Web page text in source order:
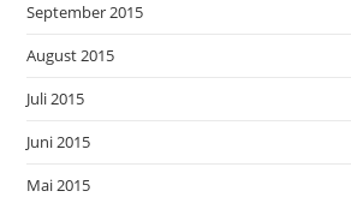
September 2015
August 2015
Juli 2015
Juni 2015
Mai 2015